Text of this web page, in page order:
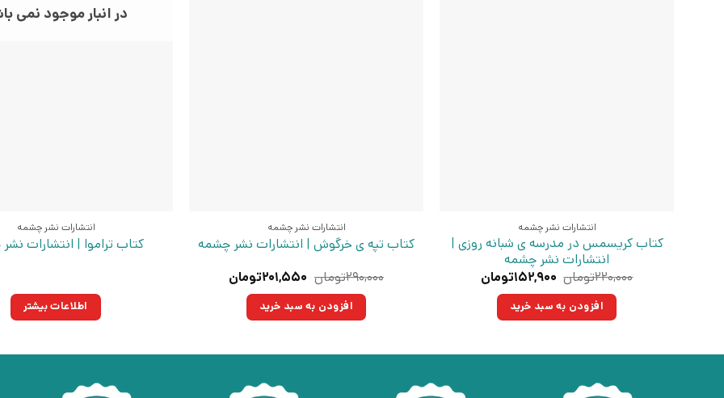
انتشارات نشر چشمه
کتاب کریسمس در مدرسه ی شبانه روزی |
انتشارات نشر چشمه
۲۲۰,۰۰۰تومان قیمت
۲۲۰,۰۰۰تومان
بود.
۱۵۲,۹۰۰تومان
افزودن به سبد خرید
انتشارات نشر چشمه
کتاب تپه ی خرگوش | انتشارات نشر چشمه
۲۹۰,۰۰۰تومان قیمت
۲۹۰,۰۰۰تومان
بود.
۲۰۱,۵۵۰تومانقیمت
افزودن به سبد خرید
در انبار موجود نمی
انتشارات نشر چشمه
کتاب تراموا | انتشارات
اطلاعات بیشتر